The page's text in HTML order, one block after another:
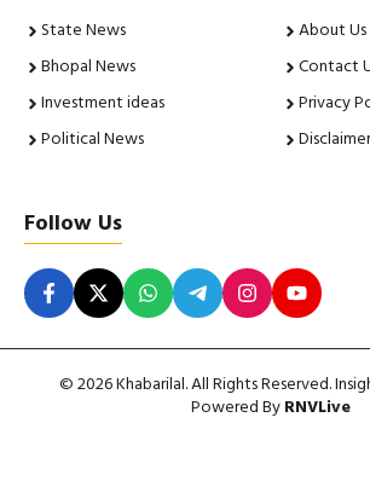
State News
Bhopal News
Investment ideas
Political News
About Us
Contact
Privacy
Disclaimer
Follow Us
© 2026 Khabarilal. All Rights Reserved.
Powered ByRNVLive